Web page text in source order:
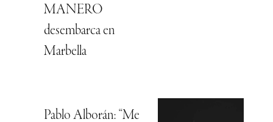
MANERO
desembarca en
Marbella
Pablo Alborán: “Me